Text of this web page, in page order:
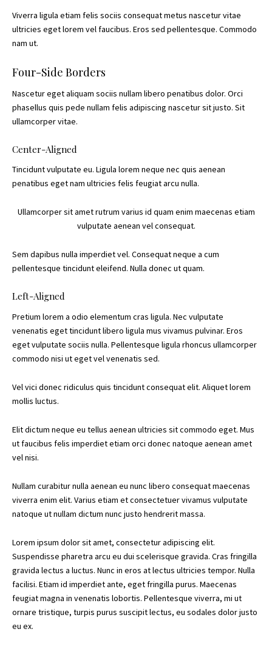
Viverra ligula etiam felis sociis consequat metus nascetur vitae
ultricies eget lorem vel faucibus. Eros sed pellentesque. Commodo
nam ut.
Four-Side Borders
Nascetur eget aliquam sociis nullam libero penatibus dolor. Orci
phasellus quis pede nullam felis adipiscing nascetur sit justo. Sit
ullamcorper vitae.
Center-Aligned
Tincidunt vulputate eu. Ligula lorem neque nec quis aenean
penatibus eget nam ultricies felis feugiat arcu nulla.
Ullamcorper sit amet rutrum varius id quam enim maecenas etiam
vulputate aenean vel consequat.
Sem dapibus nulla imperdiet vel. Consequat neque a cum
pellentesque tincidunt eleifend. Nulla donec ut quam.
Left-Aligned
Pretium lorem a odio elementum cras ligula. Nec vulputate
venenatis eget tincidunt libero ligula mus vivamus pulvinar. Eros
eget vulputate sociis nulla. Pellentesque ligula rhoncus ullamcorper
commodo nisi ut eget vel venenatis sed.
Vel vici donec ridiculus quis tincidunt consequat elit. Aliquet lorem
mollis luctus.
Elit dictum neque eu tellus aenean ultricies sit commodo eget. Mus
ut faucibus felis imperdiet etiam orci donec natoque aenean amet
vel nisi.
Nullam curabitur nulla aenean eu nunc libero consequat maecenas
viverra enim elit. Varius etiam et consectetuer vivamus vulputate
natoque ut nullam dictum nunc justo hendrerit massa.
Lorem ipsum dolor sit amet, consectetur adipiscing elit.
Suspendisse pharetra arcu eu dui scelerisque gravida. Cras fringilla
gravida lectus a luctus. Nunc in eros at lectus ultricies tempor. Nulla
facilisi. Etiam id imperdiet ante, eget fringilla purus. Maecenas
feugiat magna in venenatis lobortis. Pellentesque viverra, mi ut
ornare tristique, turpis purus suscipit lectus, eu sodales dolor justo
eu ex.